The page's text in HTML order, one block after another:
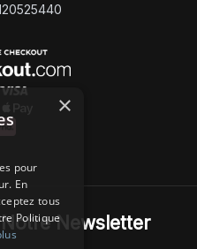
Newsletter
×
pour
En
tous
Politique